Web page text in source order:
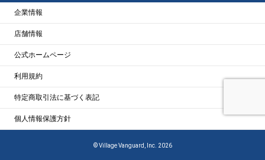
企業情報
店舗情報
公式ホームページ
利用規約
特定商取引法に基づく表記
個人情報保護方針
© Village Vanguard, Inc. 2026